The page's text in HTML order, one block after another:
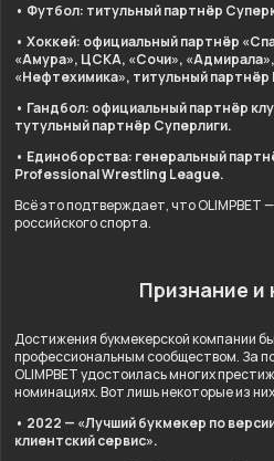
• Футбол: титульный партнёр
• Хоккей: официальный партнёр
«Амура», ЦСКА, «Сочи»,
«Нефтехимика», титульный
• Гандбол: официальный партнёр
тутульный партнёр Суперлиги.
• Единоборства: генеральный
Professional Wrestling League.
Всё это подтверждает, что
российского спорта.
Признание и
Достижения букмекерской компании
профессиональным сообществом. За
OLIMPBET удостоилась многих
номинациях. Вот лишь некоторые из
• 2022 — «Лучший букмекер по
клиентский сервис».